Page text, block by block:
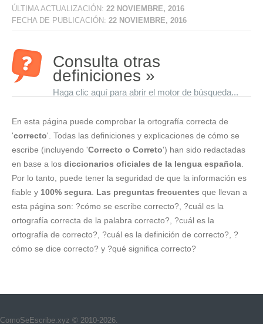
ÚLTIMA ACTUALIZACIÓN: 22 NOVIEMBRE, 2016
FECHA DE PUBLICACIÓN: 22 NOVIEMBRE, 2016
Consulta otras
definiciones »
Haga clic aquí para abrir el motor de búsqueda...
En esta página puede comprobar la ortografía correcta de
'correcto'. Todas las definiciones y explicaciones de cómo se
escribe (incluyendo 'Correcto o Correto') han sido redactadas
en base a los diccionarios oficiales de la lengua española
Por lo tanto, puede tener la seguridad de que la información es
fiable y 100% segura Las preguntas frecuentes que llevan a
esta página son: ?cómo se escribe correcto?, ?cuál es la
ortografía correcta de la palabra correcto?, ?cuál es la
ortografía de correcto?, ?cuál es la definición de correcto?, ?
cómo se dice correcto? y ?qué significa correcto?
ComoSeEscribe.xyz © 2010-2026.